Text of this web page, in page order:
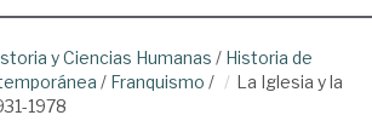
y Ciencias Humanas / Historia de
/ Franquismo /
La Iglesia y la
1978